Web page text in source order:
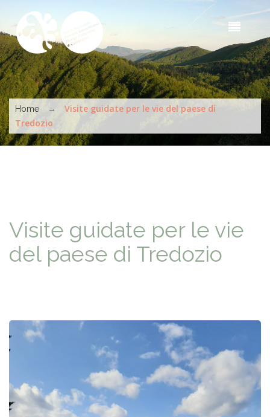
Tu sei qui
Home →
Visite guidate per le vie del paese di
Tredozio
Visite guidate per le vie
del paese di Tredozio